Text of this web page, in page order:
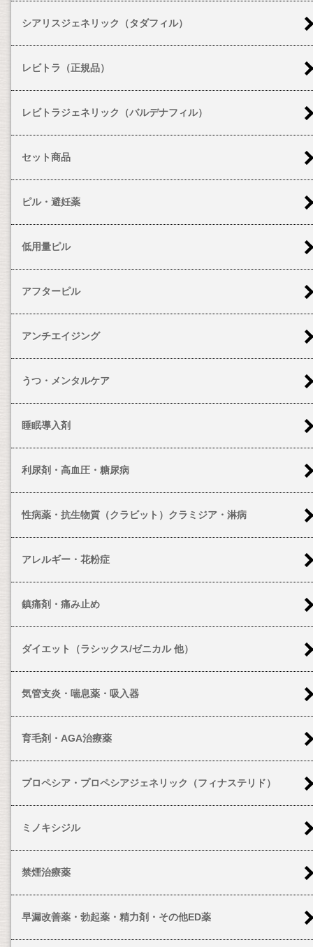
シアリスジェネリック（タダフィル）
レビトラ（正規品）
レビトラジェネリック（バルデナフィル）
セット商品
ピル・避妊薬
低用量ピル
アフターピル
アンチエイジング
うつ・メンタルケア
睡眠導入剤
利尿剤・高血圧・糖尿病
性病薬・抗生物質（クラビット）クラミジア・淋病
アレルギー・花粉症
鎮痛剤・痛み止め
ダイエット（ラシックス/ゼニカル 他）
気管支炎・喘息薬・吸入器
育毛剤・AGA治療薬
プロペシア・プロペシアジェネリック（フィナステリド）
ミノキシジル
禁煙治療薬
早漏改善薬・勃起薬・精力剤・その他ED薬